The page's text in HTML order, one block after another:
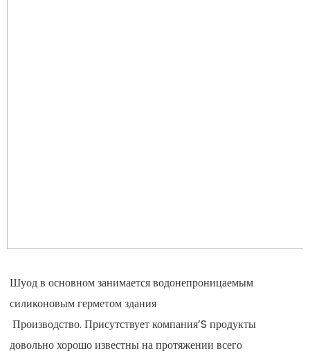
Шуод в основном занимается водонепроницаемым
Производство. Присутствует компания’S продукты